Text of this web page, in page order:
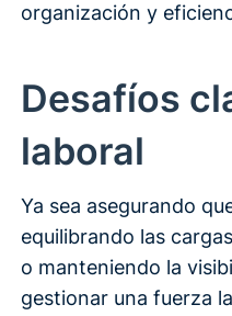
organización y
Desafíos
laboral
Ya sea asegurando
equilibrando las
o manteniendo la
gestionar una fuerza